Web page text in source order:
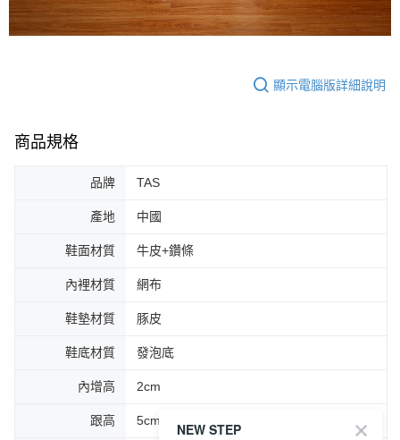
顯示電腦版詳細說明
商品規格
品牌 TAS
產地 中國
鞋面材質 牛皮+鑽條
內裡材質 網布
鞋墊材質 豚皮
鞋底材質 發泡底
內增高 2cm
跟高 5cm NEW STEP